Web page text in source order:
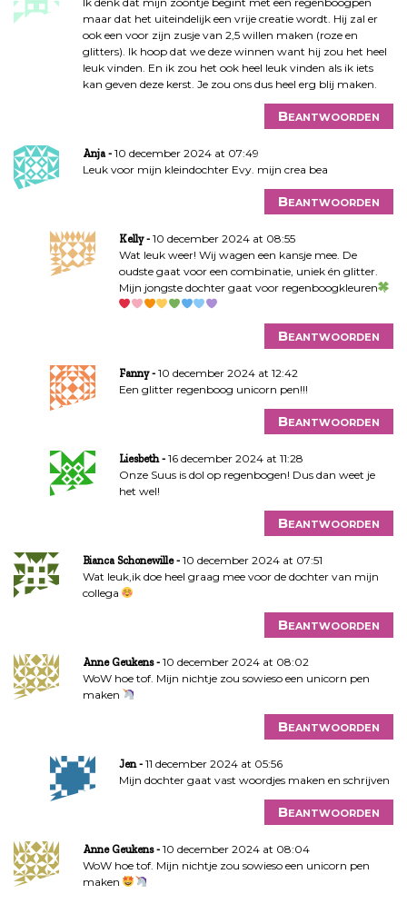
maar dat het uiteindelijk een vrije creatie wordt. Hij zal er
ook een voor zijn zusje van 2,5 willen maken (roze en
glitters). Ik hoop dat we deze winnen want hij zou het heel
leuk vinden. En ik zou het ook heel leuk vinden als ik iets
kan geven deze kerst. Je zou ons dus heel erg blij maken.
Beantwoorden
Anja
10 december 2024 at 07:49
Leuk voor mijn kleindochter Evy. mijn crea bea
Beantwoorden
Kelly
10 december 2024 at 08:55
Wat leuk weer! Wij wagen een kansje mee. De
oudste gaat voor een combinatie, uniek én glitter.
Mijn jongste dochter gaat voor regenboogkleuren
Beantwoorden
Fanny
10 december 2024 at 12:42
Een glitter regenboog unicorn pen!!!
Beantwoorden
Liesbeth
16 december 2024 at 11:28
Onze Suus is dol op regenbogen! Dus dan weet je
het wel!
Beantwoorden
Bianca Schonewille
10 december 2024 at 07:51
Wat leuk,ik doe heel graag mee voor de dochter van mijn
collega
Beantwoorden
Anne Geukens
10 december 2024 at 08:02
WoW hoe tof. Mijn nichtje zou sowieso een unicorn pen
maken
Beantwoorden
Jen
11 december 2024 at 05:56
Mijn dochter gaat vast woordjes maken en schrijven
Beantwoorden
Anne Geukens
10 december 2024 at 08:04
WoW hoe tof. Mijn nichtje zou sowieso een unicorn pen
maken